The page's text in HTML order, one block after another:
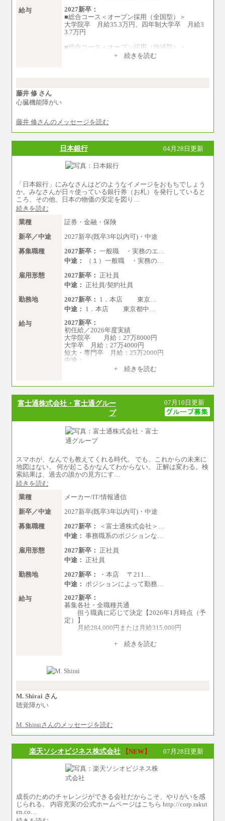
給与
2027新卒：
■総合コース＜オープン採用（全国型）＞
大学院卒 月給35.3万円、四年制大学卒 月給3
3.7万円
■総合コース＜オープン採用（地域型）＞
大学院卒 月給33.3万円、四年制大学卒 月給3
※上記全てのコースにおいて、退職金前払給：
※試用期間中も給与に変更はございません
中途：
■総合コース＜オープン採用（全国型）＞
大学院卒 月給35.3万円、四年制大学卒 月給3
■総合コース＜オープン採用（地域型）＞
大学院卒 月給33.3万円、四年制大学卒 月給3
1.7万円
■事務コース
四年制大学・大学院卒 月給26.8万円
短大・専門卒 月給24.0万円
※上記全てのコースにおいて、退職金前払給：
一律3.7万円を含む
※試用期間中も給与に変更はございません
上記の新卒給与を下限に、これまでの経験・ス
キルを考慮し、当社規定に従って決定いたしま
す。
+ 続きを読む
藤井 修 さん
心臓機能障がい
藤井 修さんのメッセージを読む
日本銀行 04月28日更新
「日本銀行」にみなさんはどのようなイメージをおもちでしょう
か。みなさんが日々使っている銀行券（お札）を発行していると
ころ、その他、日本の物価の安定を図り…
続きを読む
業種
証券・金融・保険
新卒／中途
2027新卒(既卒3年以内可)・中途
募集職種
2027新卒： 一般職 ・実務のエ…
中途：
（１）一般職 ・実務の…
雇用形態
2027新卒： 正社員
中途： 正社員/契約社員
勤務地
2027新卒： 1．本店 東京…
中途： 1．本店 東京都中…
給与
2027新卒：
初任給／2026年度実績
大学院卒 月給：27万8000円
大学卒 月給：27万4000円
短大・専門卒 月給：25万2000円
中途：
（１）（２）共通
月給：24万0000円～34万8420円
+ 続きを読む
富士通株式会社・富士通グルー
プ
07月10日更新
スマホが、なんでも教えてくれる時代。 でも、これからの未来に
地図はない。 何が起こるかなんてわからない。 正解は変わる。検
索結果は、過去の誰かの見方にす…
続きを読む
業種
メーカー/IT/情報通信
新卒／中途
2027新卒(既卒3年以内可)・中途
募集職種
2027新卒：
＜富士通株式会社＞…
中途： 事務職系のポジションな…
雇用形態
2027新卒： 正社員
中途： 正社員
勤務地
2027新卒：
・本店 〒211…
中途： ポジションによって勤務…
給与
2027新卒：
募集各社・全職種共通
担う職責に応じて決定【2026年1月時点（予
定）】
月給284,000円または月給315,000円
※入社後早期から、自律的な業務遂行が求
められる職務を担う方については、月額給与315,
り高い職責を担う方については、さらに高い金
※上記に加え、所定労働時間外に勤務をし
ん。
中途：
＜募集各社・全職種共通＞
月給21万円以上～
※試用期間中の給与に変更はありません。
※経験・能力を考慮し、当社規定により決定い
たします。
+ 続きを読む
M. Shirai さん
聴覚障がい
M. Shiraiさんのメッセージを読む
楽天ソシオビジネス株式会社 【NEW】 07月28日更新
成長のためのチャレンジができる会社だからこそ、やりがいを感
じられる。 内容充実の公式ホームページはこちら http://corp.rakut
en.co…